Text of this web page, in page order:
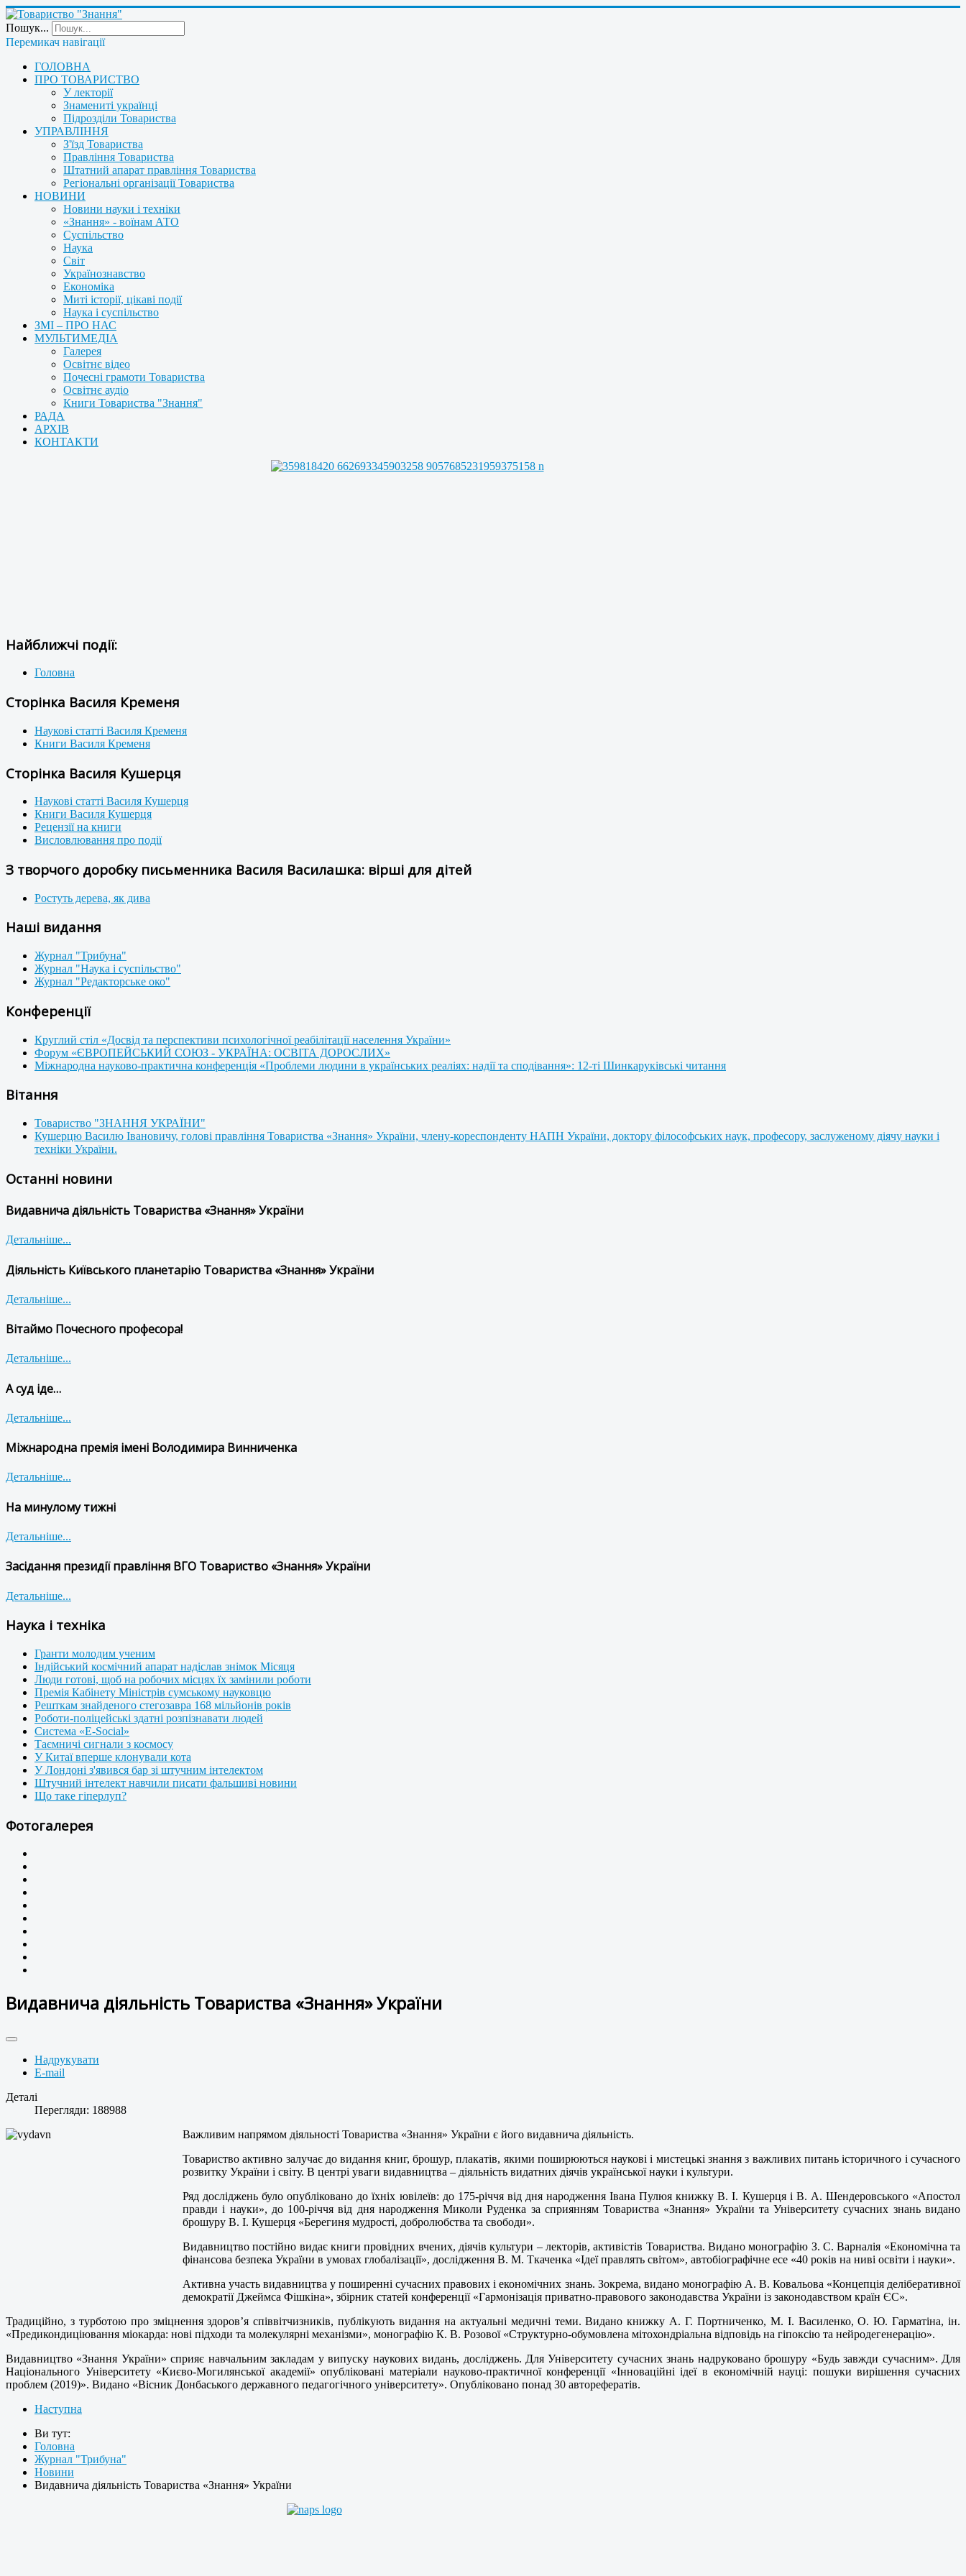
Пошук...
Перемикач навігації
ГОЛОВНА
ПРО ТОВАРИСТВО
У лекторії
Знамениті українці
Підрозділи Товариства
УПРАВЛІННЯ
З'їзд Товариства
Правління Товариства
Штатний апарат правління Товариства
Регіональні організації Товариства
НОВИНИ
Новини науки і техніки
«Знання» - воїнам АТО
Суспільство
Наука
Світ
Українознавство
Економіка
Миті історії, цікаві події
Наука і суспільство
ЗМІ – ПРО НАС
МУЛЬТИМЕДІА
Галерея
Освітнє відео
Почесні грамоти Товариства
Освітнє аудіо
Книги Товариства "Знання"
РАДА
АРХІВ
КОНТАКТИ
Найближчі події:
Головна
Сторінка Василя Кременя
Наукові статті Василя Кременя
Книги Василя Кременя
Сторінка Василя Кушерця
Наукові статті Василя Кушерця
Книги Василя Кушерця
Рецензії на книги
Висловлювання про події
З творчого доробку письменника Василя Василашка: вірші для дітей
Ростуть дерева, як дива
Наші видання
Журнал "Трибуна"
Журнал "Наука і суспільство"
Журнал "Редакторське око"
Конференції
Круглий стіл «Досвід та перспективи психологічної реабілітації населення України»
Форум «ЄВРОПЕЙСЬКИЙ СОЮЗ - УКРАЇНА: ОСВІТА ДОРОСЛИХ»
Міжнародна науково-практична конференція «Проблеми людини в українських реаліях: надії та сподівання»: 12-ті Шинкаруківські читання
Вітання
Товариство "ЗНАННЯ УКРАЇНИ"
Кушерцю Василю Івановичу, голові правління Товариства «Знання» України, члену-кореспонденту НАПН України, доктору філософських наук, професору, заслуженому діячу науки і
техніки України.
Останні новини
Видавнича діяльність Товариства «Знання» України
Детальніше...
Діяльність Київського планетарію Товариства «Знання» України
Детальніше...
Вітаймо Почесного професора!
Детальніше...
А суд іде…
Детальніше...
Міжнародна премія імені Володимира Винниченка
Детальніше...
На минулому тижні
Детальніше...
Засідання президії правління ВГО Товариство «Знання» України
Детальніше...
Наука і техніка
Гранти молодим ученим
Індійський космічний апарат надіслав знімок Місяця
Люди готові, щоб на робочих місцях їх замінили роботи
Премія Кабінету Міністрів сумському науковцю
Решткам знайденого стегозавра 168 мільйонів років
Роботи-поліцейські здатні розпізнавати людей
Система «E-Social»
Таємничі сигнали з космосу
У Китаї вперше клонували кота
У Лондоні з'явився бар зі штучним інтелектом
Штучний інтелект навчили писати фальшиві новини
Що таке гіперлуп?
Фотогалерея
Видавнича діяльність Товариства «Знання» України
Надрукувати
E-mail
Деталі
Перегляди: 188988
Важливим напрямом діяльності Товариства «Знання» України є його видавнича діяльність.
Товариство активно залучає до видання книг, брошур, плакатів, якими поширюються наукові і мистецькі знання з важливих питань історичного і сучасного
розвитку України і світу. В центрі уваги видавництва – діяльність видатних діячів української науки і культури.
Ряд досліджень було опубліковано до їхніх ювілеїв: до 175-річчя від дня народження Івана Пулюя книжку В. І. Кушерця і В. А. Шендеровського «Апостол
правди і науки», до 100-річчя від дня народження Миколи Руденка за сприянням Товариства «Знання» України та Університету сучасних знань видано
брошуру В. І. Кушерця «Берегиня мудрості, добролюбства та свободи».
Видавництво постійно видає книги провідних вчених, діячів культури – лекторів, активістів Товариства. Видано монографію З. С. Варналія «Економічна та
фінансова безпека України в умовах глобалізації», дослідження В. М. Ткаченка «Ідеї правлять світом», автобіографічне есе «40 років на ниві освіти і науки».
Активна участь видавництва у поширенні сучасних правових і економічних знань. Зокрема, видано монографію А. В. Ковальова «Концепція деліберативної
демократії Джеймса Фішкіна», збірник статей конференції «Гармонізація приватно-правового законодавства України із законодавством країн ЄС».
Традиційно, з турботою про зміцнення здоров’я співвітчизників, публікують видання на актуальні медичні теми. Видано книжку А. Г. Портниченко, М. І. Василенко, О. Ю. Гарматіна, ін.
«Предикондиціювання міокарда: нові підходи та молекулярні механізми», монографію К. В. Розової «Структурно-обумовлена мітохондріальна відповідь на гіпоксію та нейродегенерацію».
Видавництво «Знання України» сприяє навчальним закладам у випуску наукових видань, досліджень. Для Університету сучасних знань надруковано брошуру «Будь завжди сучасним». Для
Національного Університету «Києво-Могилянської академії» опубліковані матеріали науково-практичної конференції «Інноваційні ідеї в економічній науці: пошуки вирішення сучасних
проблем (2019)». Видано «Вісник Донбаського державного педагогічного університету». Опубліковано понад 30 авторефератів.
Наступна
Ви тут:
Головна
Журнал "Трибуна"
Новини
Видавнича діяльність Товариства «Знання» України